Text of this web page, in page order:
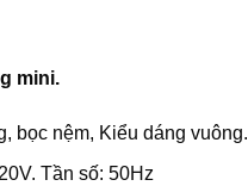
mini.
bọc nệm, Kiểu dáng vuông.
Tần số: 50Hz